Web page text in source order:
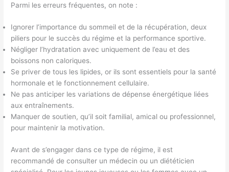
Parmi les erreurs fréquentes, on note :
Ignorer l’importance du sommeil et de la récupération, deux
piliers pour le succès du régime et la performance sportive.
Négliger l’hydratation avec uniquement de l’eau et des
boissons non caloriques.
Se priver de tous les lipides, or ils sont essentiels pour la santé
hormonale et le fonctionnement cellulaire.
Ne pas anticiper les variations de dépense énergétique liées
aux entraînements.
Manquer de soutien, qu’il soit familial, amical ou professionnel,
pour maintenir la motivation.
Avant de s’engager dans ce type de régime, il est
recommandé de consulter un médecin ou un diététicien